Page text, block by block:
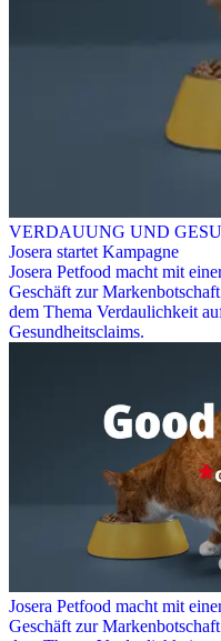
VERDAUUNG UND
Josera startet Kampagne
Josera Petfood macht mit
Geschäft zur
dem Thema Verdaulichkeit
Gesundheitsclaims.
Josera Petfood macht mit
Geschäft zur